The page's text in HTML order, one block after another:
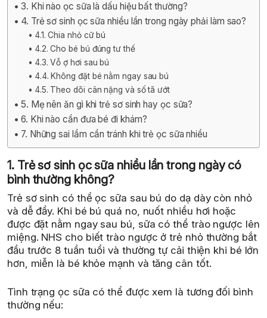
3. Khi nào ọc sữa là dấu hiệu bất thường?
4. Trẻ sơ sinh ọc sữa nhiều lần trong ngày phải làm sao?
4.1. Chia nhỏ cữ bú
4.2. Cho bé bú đúng tư thế
4.3. Vỗ ợ hơi sau bú
4.4. Không đặt bé nằm ngay sau bú
4.5. Theo dõi cân nặng và số tã ướt
5. Mẹ nên ăn gì khi trẻ sơ sinh hay ọc sữa?
6. Khi nào cần đưa bé đi khám?
7. Những sai lầm cần tránh khi trẻ ọc sữa nhiều
1. Trẻ sơ sinh ọc sữa nhiều lần trong ngày có
bình thường không?
Trẻ sơ sinh có thể ọc sữa sau bú do dạ dày còn nhỏ
và dễ đầy. Khi bé bú quá no, nuốt nhiều hơi hoặc
được đặt nằm ngay sau bú, sữa có thể trào ngược lên
miệng. NHS cho biết trào ngược ở trẻ nhỏ thường bắt
đầu trước 8 tuần tuổi và thường tự cải thiện khi bé lớn
hơn, miễn là bé khỏe mạnh và tăng cân tốt.
Tình trạng ọc sữa có thể được xem là tương đối bình
thường nếu: